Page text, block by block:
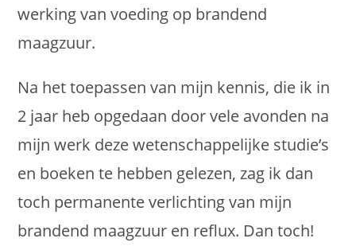
werking van voeding op brandend
maagzuur.
Na het toepassen van mijn kennis, die ik in
2 jaar heb opgedaan door vele avonden na
mijn werk deze wetenschappelijke studie’s
en boeken te hebben gelezen, zag ik dan
toch permanente verlichting van mijn
brandend maagzuur en reflux. Dan toch!